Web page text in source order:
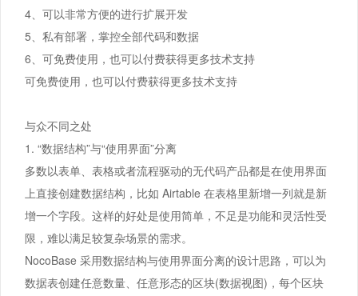
4、可以非常方便的进行扩展开发
5、私有部署，掌控全部代码和数据
6、可免费使用，也可以付费获得更多技术支持
可免费使用，也可以付费获得更多技术支持
与众不同之处
1. “数据结构”与“使用界面”分离
多数以表单、表格或者流程驱动的无代码产品都是在使用界面
上直接创建数据结构，比如 Airtable 在表格里新增一列就是新
增一个字段。这样的好处是使用简单，不足是功能和灵活性受
限，难以满足较复杂场景的需求。
NocoBase 采用数据结构与使用界面分离的设计思路，可以为
数据表创建任意数量、任意形态的区块(数据视图)，每个区块